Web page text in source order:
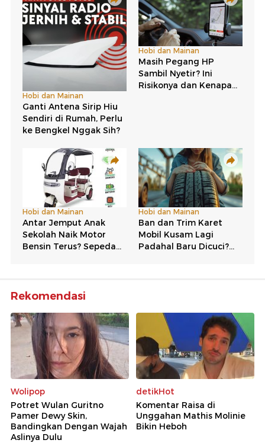
Rekomendasi
Wolipop
Potret Wulan Guritno
Pamer Dewy Skin,
Bandingkan Dengan Wajah
Aslinya Dulu
detikHot
Komentar Raisa di
Unggahan Mathis Molinie
Bikin Heboh